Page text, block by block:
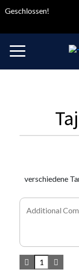
Geschlossen!
verschiedene